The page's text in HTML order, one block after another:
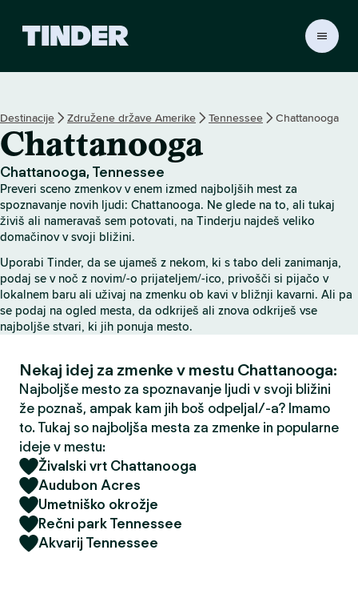
r
:
D
o
m
o
v
Destinacije Združene države Amerike Tennessee Chattanooga
Chattanooga
Chattanooga, Tennessee
Preveri sceno zmenkov v enem izmed najboljših mest za
spoznavanje novih ljudi: Chattanooga. Ne glede na to, ali tukaj
živiš ali nameravaš sem potovati, na Tinderju najdeš veliko
domačinov v svoji bližini.
Uporabi Tinder, da se ujameš z nekom, ki s tabo deli zanimanja,
podaj se v noč z novim/-o prijateljem/-ico, privošči si pijačo v
lokalnem baru ali uživaj na zmenku ob kavi v bližnji kavarni. Ali pa
se podaj na ogled mesta, da odkriješ ali znova odkriješ vse
najboljše stvari, ki jih ponuja mesto.
Nekaj idej za zmenke v mestu Chattanooga:
Najboljše mesto za spoznavanje ljudi v svoji bližini
že poznaš, ampak kam jih boš odpeljal/-a? Imamo
to. Tukaj so najboljša mesta za zmenke in popularne
ideje v mestu:
Živalski vrt Chattanooga
Audubon Acres
Umetniško okrožje
Rečni park Tennessee
Akvarij Tennessee